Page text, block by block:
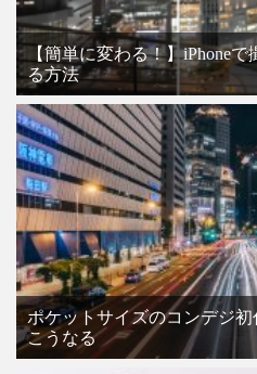
【簡単に変わる！】iPhone
る方法
ポケットサイズのコンデジ
こうなる